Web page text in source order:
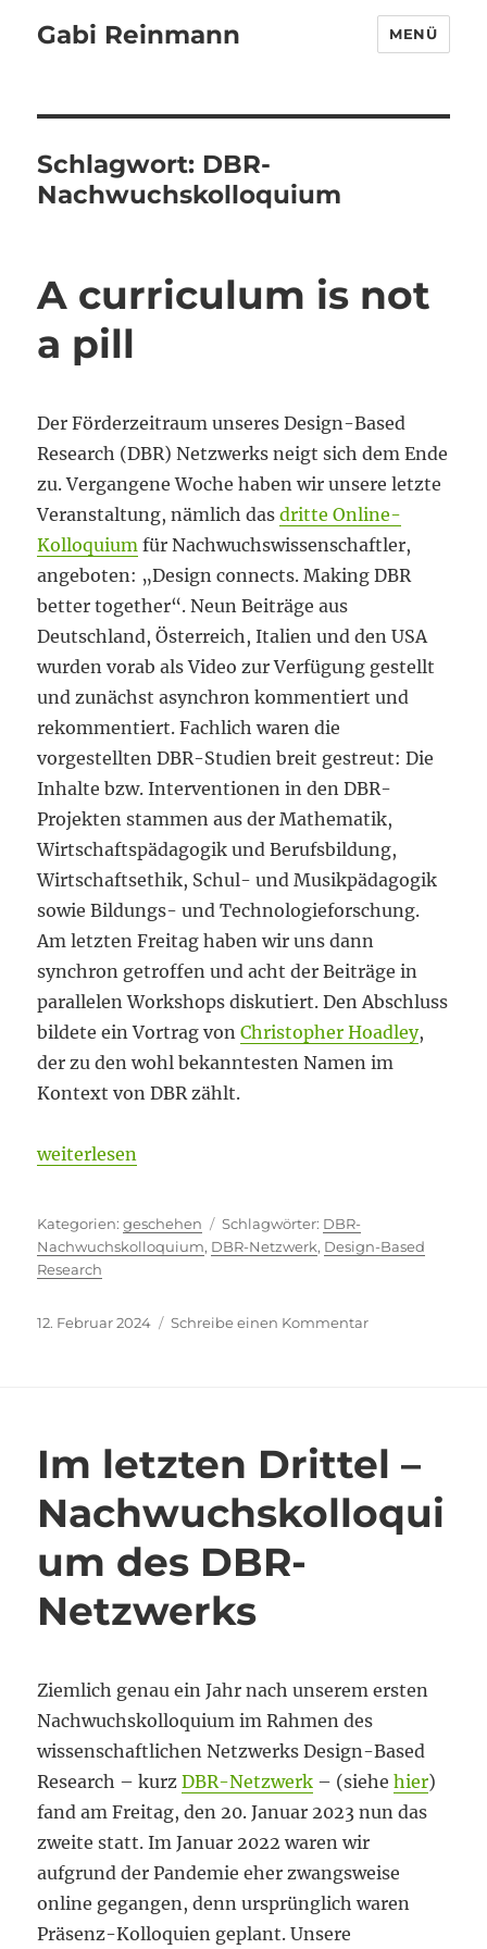
Gabi Reinmann MENÜ
Schlagwort: DBR-
Nachwuchskolloquium
A curriculum is not
a pill
Der Förderzeitraum unseres Design-Based
Research (DBR) Netzwerks neigt sich dem Ende
zu. Vergangene Woche haben wir unsere letzte
Veranstaltung, nämlich dasdritte Online-
Kolloquium für Nachwuchswissenschaftler,
angeboten: „Design connects. Making DBR
better together“. Neun Beiträge aus
Deutschland, Österreich, Italien und den USA
wurden vorab als Video zur Verfügung gestellt
und zunächst asynchron kommentiert und
rekommentiert. Fachlich waren die
vorgestellten DBR-Studien breit gestreut: Die
Inhalte bzw. Interventionen in den DBR-
Projekten stammen aus der Mathematik,
Wirtschaftspädagogik und Berufsbildung,
Wirtschaftsethik, Schul- und Musikpädagogik
sowie Bildungs- und Technologieforschung.
Am letzten Freitag haben wir uns dann
synchron getroffen und acht der Beiträge in
parallelen Workshops diskutiert. Den Abschluss
bildete ein Vortrag vonChristopher Hoadley,
der zu den wohl bekanntesten Namen im
Kontext von DBR zählt.
„A curriculum is not a pill“
weiterlesen
Kategorien
geschehen Schlagwörter
DBR-
Nachwuchskolloquium, DBR-Netzwerk, Design-Based
Research
Veröffentlicht
12. Februar 2024 Schreibe einen Kommentarzu
pill
Im letzten Drittel –
Nachwuchskolloqui
um des DBR-
Netzwerks
Ziemlich genau ein Jahr nach unserem ersten
Nachwuchskolloquium im Rahmen des
wissenschaftlichen Netzwerks Design-Based
Research – kurzDBR-Netzwerk – (siehehier)
fand am Freitag, den 20. Januar 2023 nun das
zweite statt. Im Januar 2022 waren wir
aufgrund der Pandemie eher zwangsweise
online gegangen, denn ursprünglich waren
Präsenz-Kolloquien geplant. Unsere